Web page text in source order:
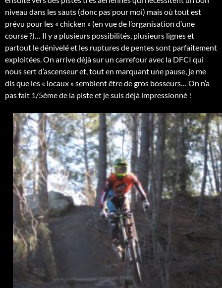
niveau dans les sauts (donc pas pour moi) mais où tout est
prévu pour les « chicken » (en vue de l’organisation d’une
course ?)… Il y a plusieurs possibilités, plusieurs lignes et
partout le dénivelé et les ruptures de pentes sont parfaitement
exploitées. On arrive déjà sur un carrefour avec la DFCI qui
nous sert d’ascenseur et, tout en marquant une pause, je me
dis que les « locaux » semblent être de gros bosseurs… On n’a
pas fait 1/5ème de la piste et je suis déjà impressionné !